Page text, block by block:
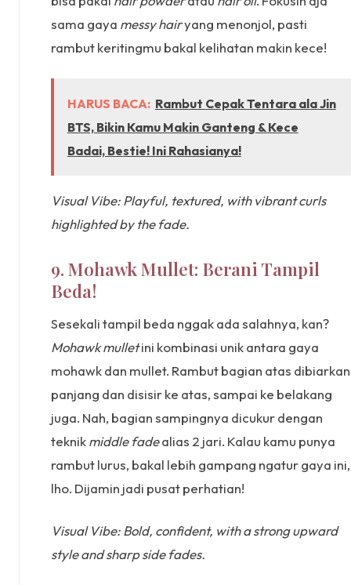
sama gaya messy hairyang menonjol, pasti
rambut keritingmu bakal kelihatan makin kece!
HARUS BACA: Rambut Cepak Tentara ala Jin
BTS, Bikin Kamu Makin Ganteng & Kece
Badai, Bestie! Ini Rahasianya!
Visual Vibe: Playful, textured, with vibrant curls
highlighted by the fade.
9. Mohawk Mullet: Berani Tampil
Beda!
Sesekali tampil beda nggak ada salahnya, kan?
Mohawk mulletini kombinasi unik antara gaya
mohawk dan mullet. Rambut bagian atas dibiarkan
panjang dan disisir ke atas, sampai ke belakang
juga. Nah, bagian sampingnya dicukur dengan
teknikmiddle fadealias 2 jari. Kalau kamu punya
rambut lurus, bakal lebih gampang ngatur gaya ini,
lho. Dijamin jadi pusat perhatian!
Visual Vibe: Bold, confident, with a strong upward
style and sharp side fades.